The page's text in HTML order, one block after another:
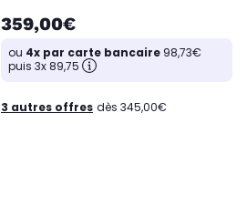
359,00€
ou 4x par carte bancaire 98,73€
puis 3x 89,75
3 autres offres dès 345,00€